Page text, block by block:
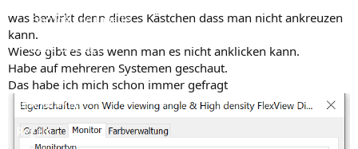
Empfohlene Inhalte
Neue Beiträge
Neueste Aktivitäten
Leserartikel
Regeln
was bewirkt denn dieses Kästchen dass man nicht ankreuzen
kann.
Wieso gibt es das wenn man es nicht anklicken kann.
Habe auf mehreren Systemen geschaut.
Das habe ich mich schon immer gefragt